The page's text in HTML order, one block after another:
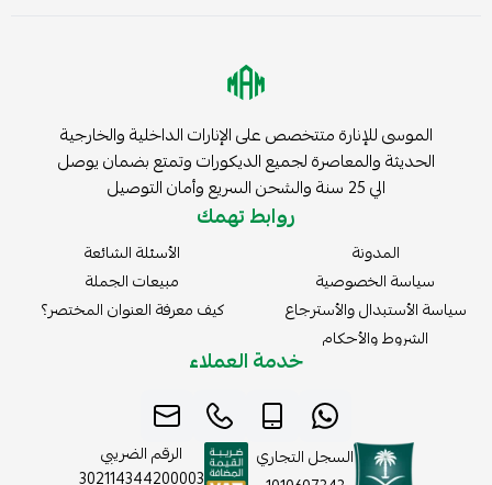
الموسى للإنارة متتخصص على الإنارات الداخلية والخارجية
الحديثة والمعاصرة لجميع الديكورات وتمتع بضمان يوصل
الي 25 سنة والشحن السريع وأمان التوصيل
روابط تهمك
المدونة
سياسة الخصوصية
سياسة الأستبدال والأسترجاع
الشروط والأحكام
الأسئلة الشائعة
مبيعات الجملة
كيف معرفة العنوان المختصر؟
خدمة العملاء
السجل التجاري
الرقم الضريبي
302114344200003